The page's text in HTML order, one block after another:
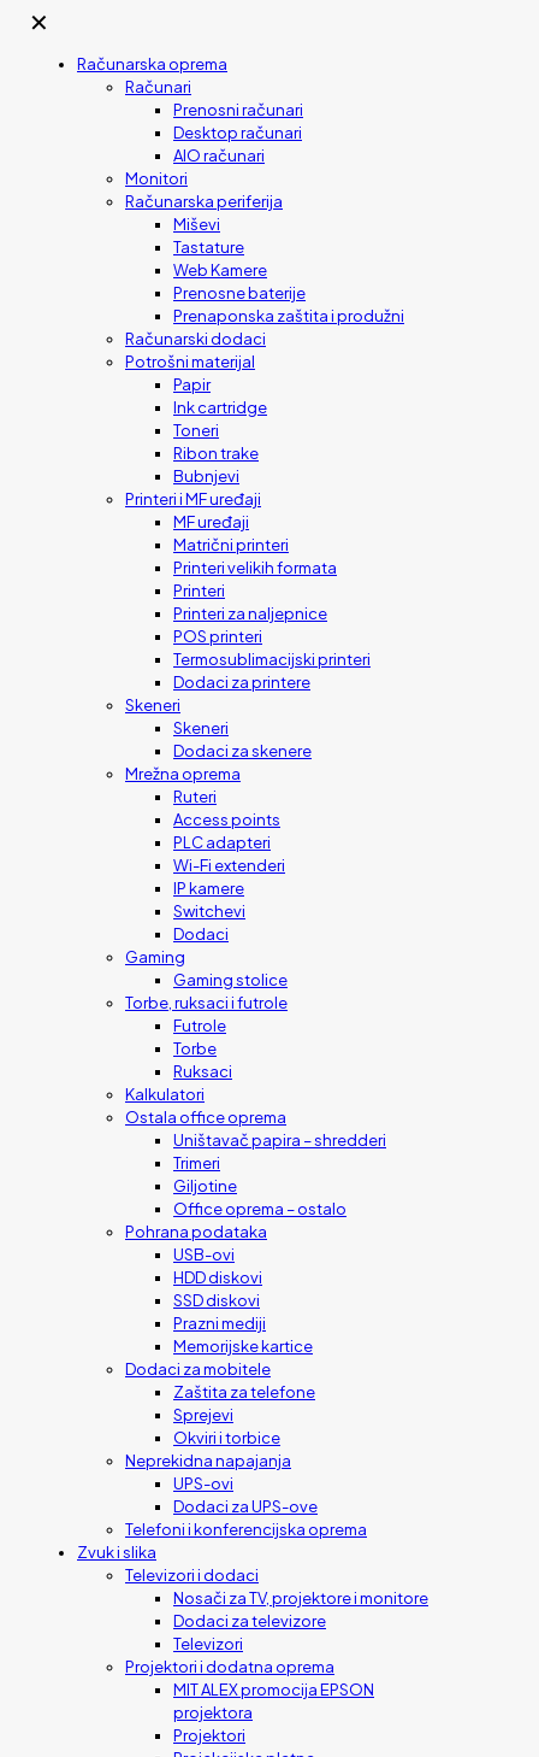
✕
Računarska oprema
Računari
Prenosni računari
Desktop računari
AIO računari
Monitori
Računarska periferija
Miševi
Tastature
Web Kamere
Prenosne baterije
Prenaponska zaštita i produžni
Računarski dodaci
Potrošni materijal
Papir
Ink cartridge
Toneri
Ribon trake
Bubnjevi
Printeri i MF uređaji
MF uređaji
Matrični printeri
Printeri velikih formata
Printeri
Printeri za naljepnice
POS printeri
Termosublimacijski printeri
Dodaci za printere
Skeneri
Skeneri
Dodaci za skenere
Mrežna oprema
Ruteri
Access points
PLC adapteri
Wi-Fi extenderi
IP kamere
Switchevi
Dodaci
Gaming
Gaming stolice
Torbe, ruksaci i futrole
Futrole
Torbe
Ruksaci
Kalkulatori
Ostala office oprema
Uništavač papira – shredderi
Trimeri
Giljotine
Office oprema – ostalo
Pohrana podataka
USB-ovi
HDD diskovi
SSD diskovi
Prazni mediji
Memorijske kartice
Dodaci za mobitele
Zaštita za telefone
Sprejevi
Okviri i torbice
Neprekidna napajanja
UPS-ovi
Dodaci za UPS-ove
Telefoni i konferencijska oprema
Zvuk i slika
Televizori i dodaci
Nosači za TV, projektore i monitore
Dodaci za televizore
Televizori
Projektori i dodatna oprema
MIT ALEX promocija EPSON
projektora
Projektori